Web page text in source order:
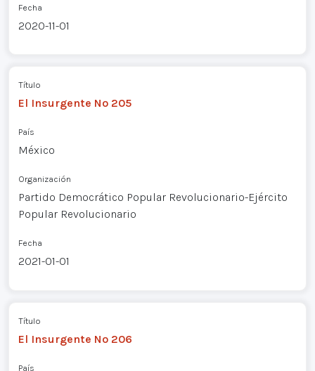
Fecha
2020-11-01
Título
El Insurgente Nº 205
País
México
Organización
Partido Democrático Popular Revolucionario-Ejército
Popular Revolucionario
Fecha
2021-01-01
Título
El Insurgente Nº 206
País